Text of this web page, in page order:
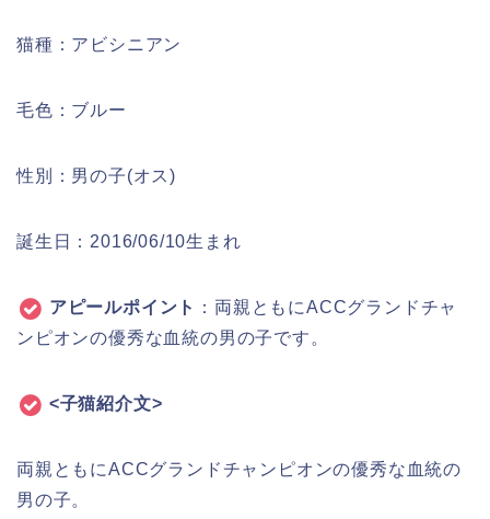
猫種：アビシニアン
毛色：ブルー
性別：男の子(オス)
誕生日：2016/06/10生まれ
アピールポイント
：両親ともにACCグランドチャ
ンピオンの優秀な血統の男の子です。
<子猫紹介文>
両親ともにACCグランドチャンピオンの優秀な血統の
男の子。